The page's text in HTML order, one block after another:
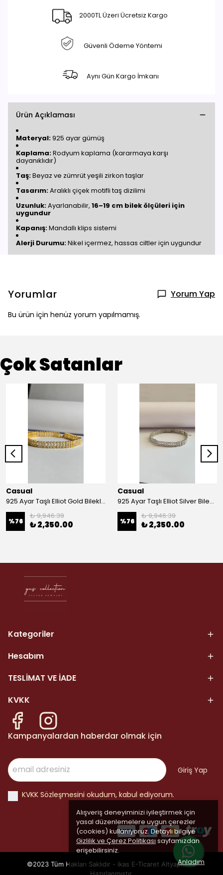
Alışveriş deneyiminizi iyileştirmek için
yasal düzenlemelere uygun çerezler
(cookies) kullanıyoruz. Detaylı bilgiye
Gizlilik ve Çerez Politikası sayfamızdan
erişebilirsiniz.
Anladım
2000TL Üzeri Ücretsiz Kargo
Güvenli Ödeme Yöntemi
Aynı Gün Kargo İmkanı
Ürün Açıklaması
Materyal:925 ayar gümüş
Kaplama:Rodyum kaplama (kararmaya karşı
dayanıklıdır)
Taş:Beyaz ve zümrüt yeşili zirkon taşlar
Tasarım:Aralıklı çiçek motifli taş dizilimi
Uzunluk:Ayarlanabilir, 16–19 cm bilek ölçüleri için
uygundur
Kapanış:Mandallı klips sistemi
Alerji Durumu:Nikel içermez, hassas ciltler için uygundur
Yorumlar Yorum Yap
Bu ürün için henüz yorum yapılmamış.
Çok Satanlar
Casual
925 Ayar Taşlı Elliot Gold Bileklik
%76
₺ 9,946.39
₺ 2,350.00
Casual
925 Ayar Taşlı Elliot Silver Bileklik
%76
₺ 9,946.39
₺ 2,350.00
Kategoriler
Hesabım
TESLİMAT VE İADE
KVKK
Kampanyalardan haberdar olmak için
Giriş Yap
KVKK Sözleşmesini okudum, kabul ediyorum.
©2023 Tüm Hakları Saklıdır - ikas E-Ticaret Altyapısı ile